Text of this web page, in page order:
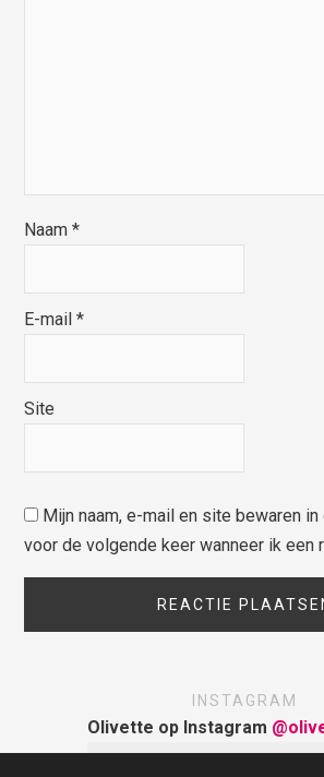
Naam*
E-mail*
Site
Mijn naam, e-mail en site bewaren
voor de volgende keer wanneer ik een
INSTAGRAM
Olivette op Instagram